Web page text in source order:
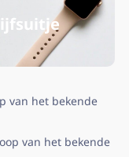
van het bekende